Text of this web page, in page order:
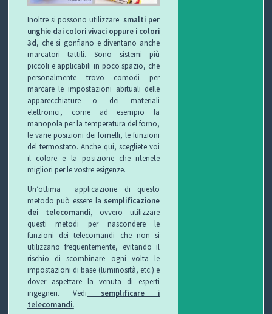
Inoltre si possono utilizzare smalti per
unghie dai colori vivaci oppure i colori
3d, che si gonfiano e diventano anche
marcatori tattili. Sono sistemi più
piccoli e applicabili in poco spazio, che
personalmente trovo comodi per
marcare le impostazioni abituali delle
apparecchiature o dei materiali
elettronici, come ad esempio la
manopola per la temperatura del forno,
le varie posizioni dei fornelli, le funzioni
del termostato. Anche qui, scegliete voi
il colore e la posizione che ritenete
migliori per le vostre esigenze.
Un’ottima applicazione di questo
metodo può essere la semplificazione
dei telecomandi, ovvero utilizzare
questi metodi per nascondere le
funzioni dei telecomandi che non si
utilizzano frequentemente, evitando il
rischio di scombinare ogni volta le
impostazioni di base (luminosità, etc.) e
dover aspettare la venuta di esperti
ingegneri. Vedi semplificare i
telecomandi.